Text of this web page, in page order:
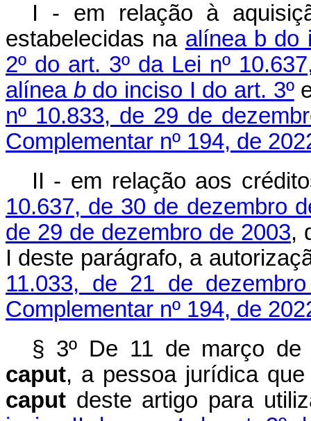
I - em relação à
estabelecidas na alínea b do
2º do art. 3º da Lei nº
alínea bdo inciso I do art. 3º
nº 10.833, de 29 de
Complementar nº 194, de
II - em relação aos
10.637, de 30 de dezembro
de 29 de dezembro de 2003,
I deste parágrafo, a
11.033, de 21 de
Complementar nº 194, de
§ 3º De 11 de março
caput, a pessoa jurídica
caput deste artigo para